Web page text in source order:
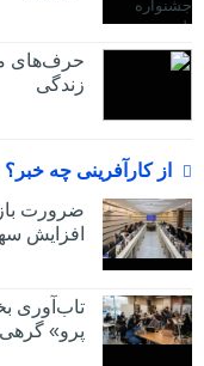
حرف‌های
زندگی
از کارآفرینی چه خبر؟
ضرورت
افزایش
تاب‌آوری
پرو» گرهی